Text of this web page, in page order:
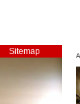
Sitemap